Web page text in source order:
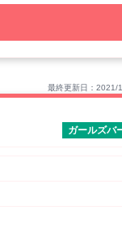
最終更新日：2021/
ガールズバ